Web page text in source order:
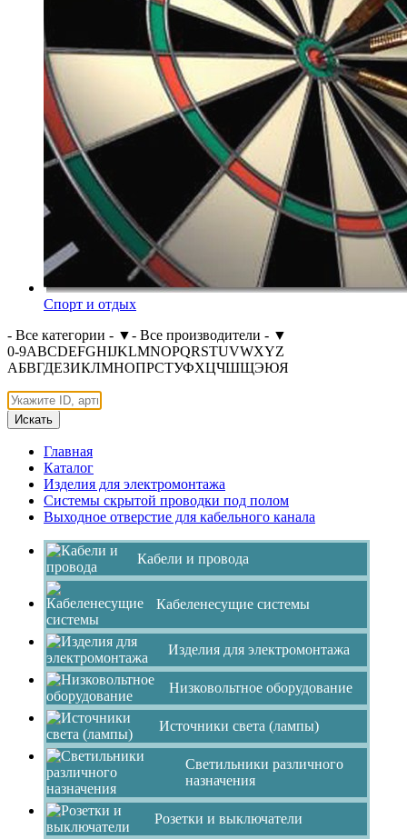
Спорт и отдых
- Все категории - ▼- Все производители - ▼
0-9ABCDEFGHIJKLMNOPQRSTUVWXYZ
АБВГДЕЗИКЛМНОПРСТУФХЦЧШЩЭЮЯ
Искать
Главная
Каталог
Изделия для электромонтажа
Системы скрытой проводки под полом
Выходное отверстие для кабельного канала
Кабели и провода
Кабеленесущие системы
Изделия для электромонтажа
Низковольтное оборудование
Источники света (лампы)
Светильники различного
назначения
Розетки и выключатели